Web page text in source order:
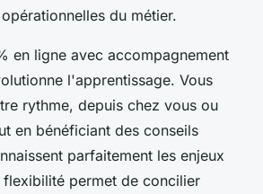
du métier.
en ligne avec accompagnement
l'apprentissage. Vous
rythme, depuis chez vous ou
en bénéficiant des conseils
parfaitement les enjeux
permet de concilier